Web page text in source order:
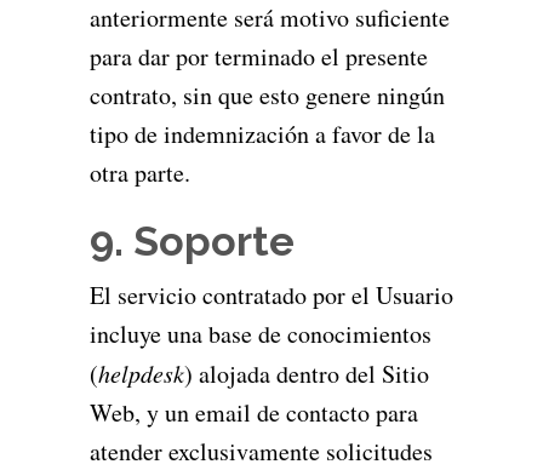
anteriormente será motivo suficiente
para dar por terminado el presente
contrato, sin que esto genere ningún
tipo de indemnización a favor de la
otra parte.
9. Soporte
El servicio contratado por el Usuario
incluye una base de conocimientos
(helpdesk) alojada dentro del Sitio
Web, y un email de contacto para
atender exclusivamente solicitudes